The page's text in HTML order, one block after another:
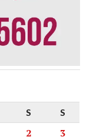
S S
2
3